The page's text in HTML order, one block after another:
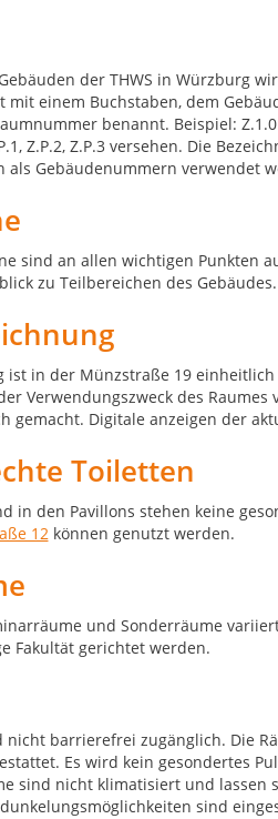
der THWS in Würzburg
mit einem Buchstaben, dem
benannt. Beispiel:
Z.P.2, Z.P.3 versehen. Die
als Gebäudenummern verwendet
sind an allen wichtigen Punkten
zu Teilbereichen des Gebäudes.
ist in der Münzstraße 19
Verwendungszweck des
gemacht. Digitale anzeigen der
Toiletten
in den Pavillons stehen keine
12können genutzt werden.
und Sonderräume
Fakultät gerichtet werden.
nicht barrierefrei zugänglich. Die
Es wird kein gesondertes
sind nicht klimatisiert und
sind